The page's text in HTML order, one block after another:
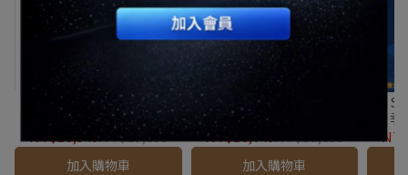
【 SAKURA 櫻花 】16L 四
季溫智慧水量熱水器
DH1670F★櫻花原廠技師
基本安裝★
NT$20,600
加入購物車
【 SAKURA 櫻花 】16L 四
季溫智能恆溫熱水器
DH1635F★櫻花原廠技師
基本安裝★
NT$16,740
加入購物車
【
季